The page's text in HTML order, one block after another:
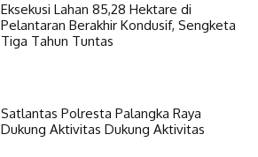
Eksekusi Lahan 85,28 Hektare di
Pelantaran Berakhir Kondusif, Sengketa
Tiga Tahun Tuntas
Satlantas Polresta Palangka Raya
Dukung Aktivitas Dukung Aktivitas